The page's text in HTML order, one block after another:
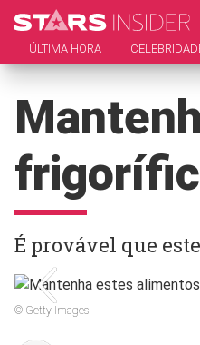
ÚLTIMA HORA
É provável que
© Getty Images